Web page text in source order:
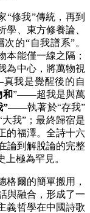
“修我”傳統，再到
、東方修養論、
的“自我譜系”。
能僅一線之隔；
中心，將萬物視
我是覺醒後的自
和”——超我是與萬
”——執著於“存我”
我”；最終歸宿是
的福澤。全詩十六
論到解脫論的完整
極為罕見。
格爾的簡單搬用，
與融合，形成了一
義哲學在中國詩歌